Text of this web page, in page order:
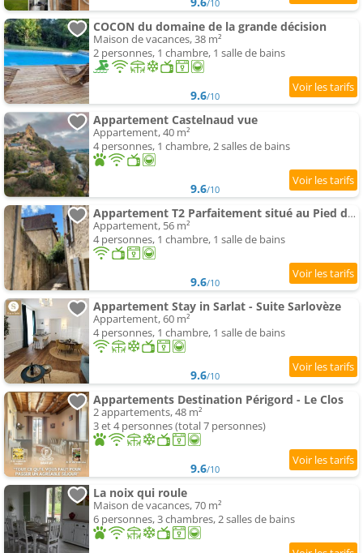
/10
COCON du domaine de la grande décision
Maison de vacances, 38 m²
2 personnes, 1 chambre, 1 salle de bains
9.6/10
Appartement Castelnaud vue
Appartement, 40 m²
4 personnes, 1 chambre, 2 salles de bains
9.6/10
Appartement T2 Parfaitement situé au Pied de la Cathédrale
Appartement, 56 m²
4 personnes, 1 chambre, 1 salle de bains
9.6/10
Appartement Stay in Sarlat - Suite Sarlovèze
Appartement, 60 m²
4 personnes, 1 chambre, 1 salle de bains
9.6/10
Appartements Destination Périgord - Le Clos
2 appartements, 48 m²
3 et 4 personnes (total 7 personnes)
9.6/10
La noix qui roule
Maison de vacances, 70 m²
6 personnes, 3 chambres, 2 salles de bains